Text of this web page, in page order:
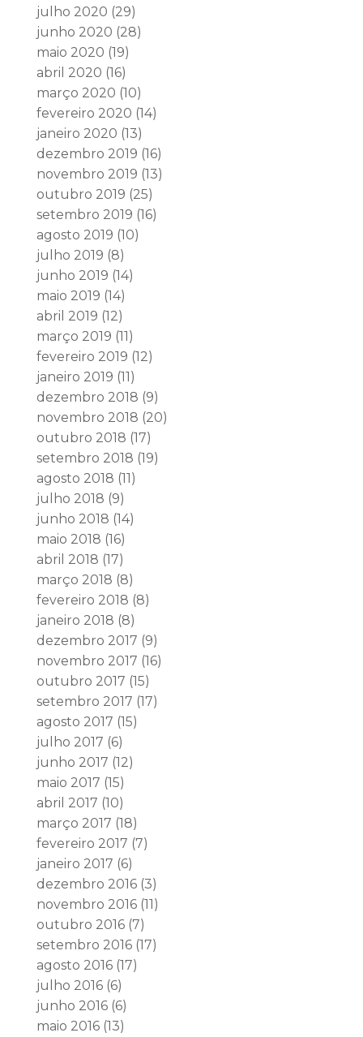
julho 2020 (29)
junho 2020 (28)
maio 2020 (19)
abril 2020 (16)
março 2020 (10)
fevereiro 2020 (14)
janeiro 2020 (13)
dezembro 2019 (16)
novembro 2019 (13)
outubro 2019 (25)
setembro 2019 (16)
agosto 2019 (10)
julho 2019 (8)
junho 2019 (14)
maio 2019 (14)
abril 2019 (12)
março 2019 (11)
fevereiro 2019 (12)
janeiro 2019 (11)
dezembro 2018 (9)
novembro 2018 (20)
outubro 2018 (17)
setembro 2018 (19)
agosto 2018 (11)
julho 2018 (9)
junho 2018 (14)
maio 2018 (16)
abril 2018 (17)
março 2018 (8)
fevereiro 2018 (8)
janeiro 2018 (8)
dezembro 2017 (9)
novembro 2017 (16)
outubro 2017 (15)
setembro 2017 (17)
agosto 2017 (15)
julho 2017 (6)
junho 2017 (12)
maio 2017 (15)
abril 2017 (10)
março 2017 (18)
fevereiro 2017 (7)
janeiro 2017 (6)
dezembro 2016(3)
novembro 2016(11)
outubro 2016(7)
setembro 2016(17)
agosto 2016(17)
julho 2016(6)
junho 2016(6)
maio 2016(13)